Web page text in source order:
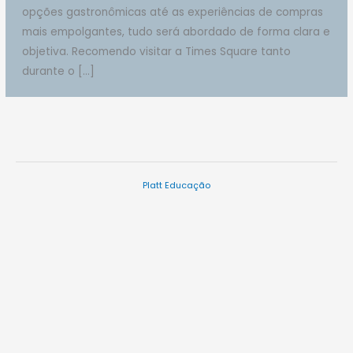
opções gastronômicas até as experiências de compras
mais empolgantes, tudo será abordado de forma clara e
objetiva. Recomendo visitar a Times Square tanto
durante o […]
Platt Educação